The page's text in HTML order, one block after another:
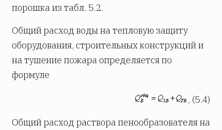
порошка из табл. 5.2.
Общий расход воды на тепловую защиту
оборудования, строительных конструкций и
на тушение пожара определяется по
формуле
, (5.4)
Общий расход раствора пенообразователя на